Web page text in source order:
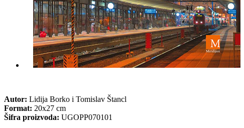
Autor: Lidija Borko i Tomislav Štancl
Format: 20x27 cm
Šifra proizvoda: UGOPP070101